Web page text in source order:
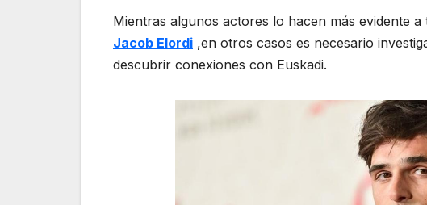
Mientras algunos actores lo hacen más evidente
Jacob Elordi ,en otros casos es necesario
descubrir conexiones con Euskadi.